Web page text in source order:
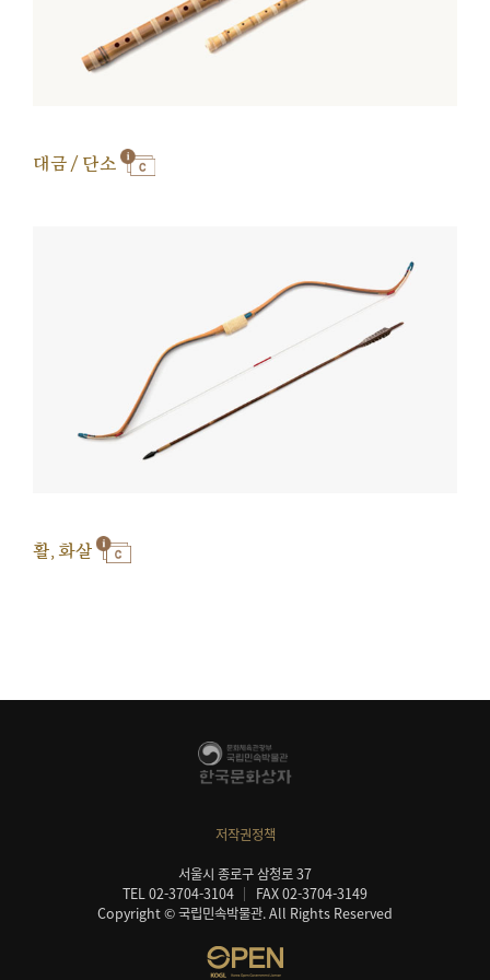
대금 / 단소
활, 화살
저작권정책
서울시 종로구 삼청로 37
TEL 02-3704-3104
FAX 02-3704-3149
Copyright © 국립민속박물관. All Rights Reserved